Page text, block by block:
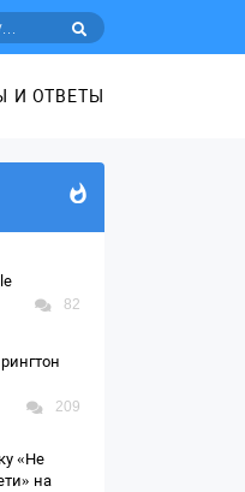
И ОТВЕТЫ
82
209
«Не
на